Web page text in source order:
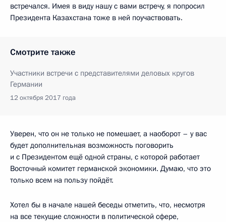
встречался. Имея в виду нашу с вами встречу, я попросил
Президента Казахстана тоже в ней поучаствовать.
Смотрите также
Участники встречи c представителями деловых кругов
Германии
12 октября 2017 года
Уверен, что он не только не помешает, а наоборот – у вас
будет дополнительная возможность поговорить
и с Президентом ещё одной страны, с которой работает
Восточный комитет германской экономики. Думаю, что это
только всем на пользу пойдёт.
Хотел бы в начале нашей беседы отметить, что, несмотря
на все текущие сложности в политической сфере,